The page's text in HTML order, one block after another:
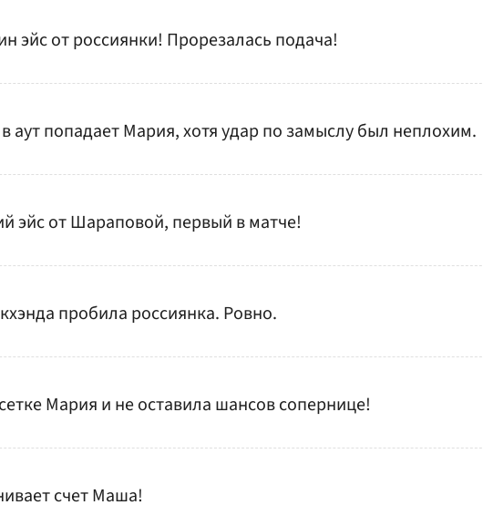
эйс от россиянки! Прорезалась подача!
аут попадает Мария, хотя удар по замыслу был неплохим.
эйс от Шараповой, первый в матче!
пробила россиянка. Ровно.
Мария и не оставила шансов сопернице!
счет Маша!